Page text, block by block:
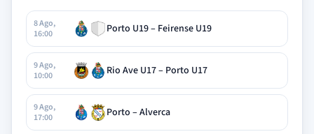
8 Ago,
16:00
Porto U19 – Feirense U19
9 Ago,
10:00
Rio Ave U17 – Porto U17
9 Ago,
17:00
Porto – Alverca